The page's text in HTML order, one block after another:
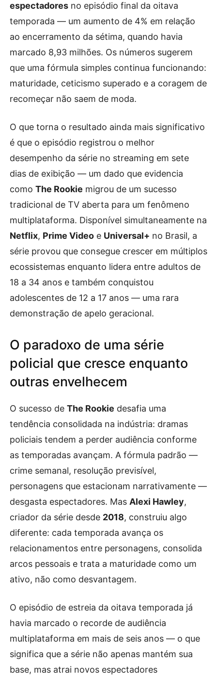
espectadores no episódio final da oitava
temporada — um aumento de 4% em relação
ao encerramento da sétima, quando havia
marcado 8,93 milhões. Os números sugerem
que uma fórmula simples continua funcionando:
maturidade, ceticismo superado e a coragem de
recomeçar não saem de moda.
O que torna o resultado ainda mais significativo
é que o episódio registrou o melhor
desempenho da série no streaming em sete
dias de exibição — um dado que evidencia
como The Rookie migrou de um sucesso
tradicional de TV aberta para um fenômeno
multiplataforma. Disponível simultaneamente na
Netflix, Prime Video e Universal+ no Brasil, a
série provou que consegue crescer em múltiplos
ecossistemas enquanto lidera entre adultos de
18 a 34 anos e também conquistou
adolescentes de 12 a 17 anos — uma rara
demonstração de apelo geracional.
O paradoxo de uma série
policial que cresce enquanto
outras envelhecem
O sucesso de The Rookie desafia uma
tendência consolidada na indústria: dramas
policiais tendem a perder audiência conforme
as temporadas avançam. A fórmula padrão —
crime semanal, resolução previsível,
personagens que estacionam narrativamente —
desgasta espectadores. Mas Alexi Hawley,
criador da série desde 2018, construiu algo
diferente: cada temporada avança os
relacionamentos entre personagens, consolida
arcos pessoais e trata a maturidade como um
ativo, não como desvantagem.
O episódio de estreia da oitava temporada já
havia marcado o recorde de audiência
multiplataforma em mais de seis anos — o que
significa que a série não apenas mantém sua
base, mas atrai novos espectadores